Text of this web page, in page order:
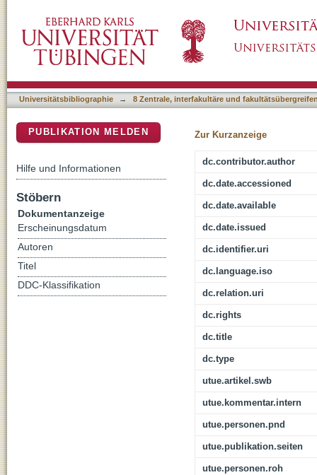
Universitätsbibliographie → 8 Zentrale, interfakultäre und
Zur Kurzanzeige
dc.contributor.author
dc.date.accessioned
dc.date.available
dc.date.issued
dc.identifier.uri
dc.language.iso
dc.relation.uri
dc.rights
dc.title
dc.type
utue.artikel.swb
utue.kommentar.intern
utue.personen.pnd
utue.publikation.seiten
utue.personen.roh
PUBLIKATION MELDEN
Hilfe und Informationen
Stöbern
Dokumentanzeige
Erscheinungsdatum
Autoren
Titel
DDC-Klassifikation